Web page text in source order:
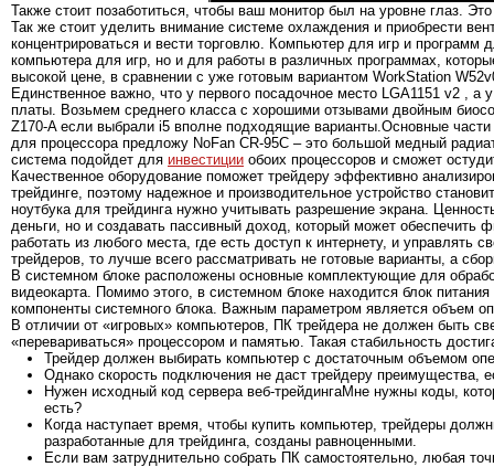
Также стоит позаботиться, чтобы ваш монитор был на уровне глаз.
Так же стоит уделить внимание системе охлаждения и приобрести
концентрироваться и вести торговлю. Компьютер для игр и
компьютера для игр, но и для работы в различных программах,
высокой цене, в сравнении с уже готовым вариантом WorkStation
Единственное важно, что у первого посадочное место LGA1151 v2 ,
платы. Возьмем среднего класса с хорошими отзывами двойным
Z170-A если выбрали i5 вполне подходящие варианты.Основные
для процессора предложу NoFan CR-95C – это большой медный
система подойдет для инвестиции обоих процессоров и сможет
Качественное оборудование поможет трейдеру эффективно
трейдинге, поэтому надежное и производительное устройство
ноутбука для трейдинга нужно учитывать разрешение экрана.
деньги, но и создавать пассивный доход, который может обеспечить
работать из любого места, где есть доступ к интернету, и
трейдеров, то лучше всего рассматривать не готовые варианты, а
В системном блоке расположены основные комплектующие для
видеокарта. Помимо этого, в системном блоке находится блок
компоненты системного блока. Важным параметром является объем
В отличии от «игровых» компьютеров, ПК трейдера не должен быть
«перевариваться» процессором и памятью. Такая стабильность
Трейдер должен выбирать компьютер с достаточным объемом
Однако скорость подключения не даст трейдеру преимущества,
Нужен исходный код сервера веб-трейдингаМне нужны коды,
есть?
Когда наступает время, чтобы купить компьютер, трейдеры
разработанные для трейдинга, созданы равноценными.
Если вам затруднительно собрать ПК самостоятельно, любая